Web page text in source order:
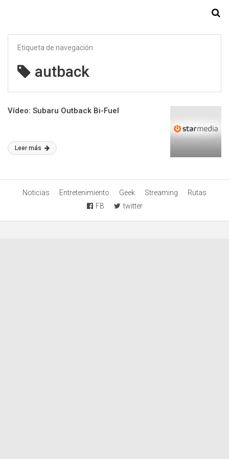
Etiqueta de navegación
autback
Vídeo: Subaru Outback Bi-Fuel
Leer más
Noticias Entretenimiento Geek Streaming
Rutas
FB
twitter